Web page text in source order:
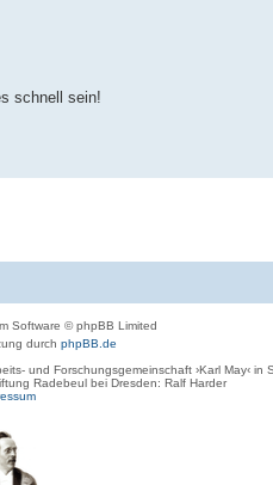
schnell sein!
Software © phpBB Limited
durch phpBB.de
und Forschungsgemeinschaft ›Karl May‹ in
Radebeul bei Dresden: Ralf Harder